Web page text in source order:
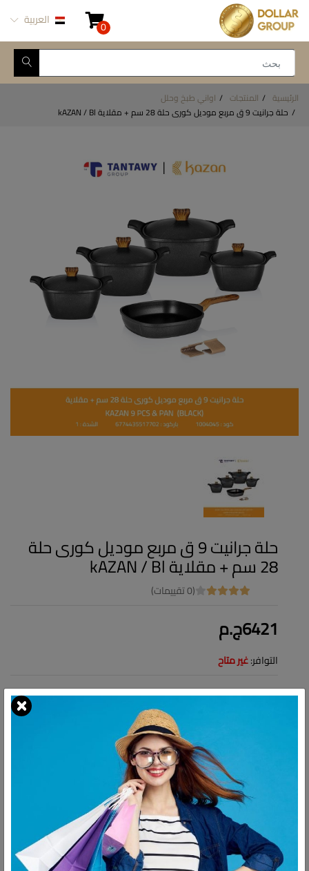
0 العربية
الرئيسية المنتجات
اواني طبخ وحلل
حلة جرانيت 9 ق مربع موديل كورى حلة 28 سم + مقلاية kAZAN / Bl
حلة جرانيت 9 ق مربع موديل كورى حلة
28 سم + مقلاية kAZAN / Bl
(0 تقييمات)
6421ج.م
التوافر:غير متاح